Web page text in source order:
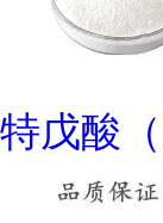
特戊酸